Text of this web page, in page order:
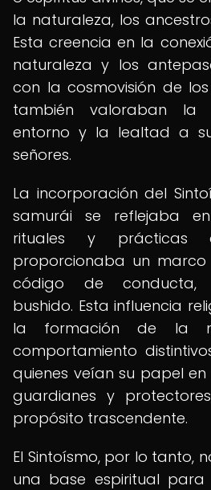
la naturaleza, los
Esta creencia en la
naturaleza y los
con la cosmovisión de
también valoraban
entorno y la lealtad a
señores.
La incorporación del
samurái se reflejaba
rituales y prácticas
proporcionaba un
código de conducta,
bushido. Esta influencia
la formación de la
comportamiento
quienes veían su papel
guardianes y
propósito trascendente.
El Sintoísmo, por lo tanto,
una base espiritual para